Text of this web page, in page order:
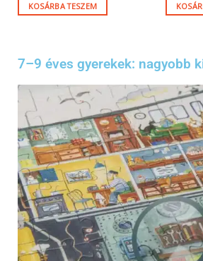
KOSÁRBA TESZEM
7–9 éves gyerekek: nagyobb